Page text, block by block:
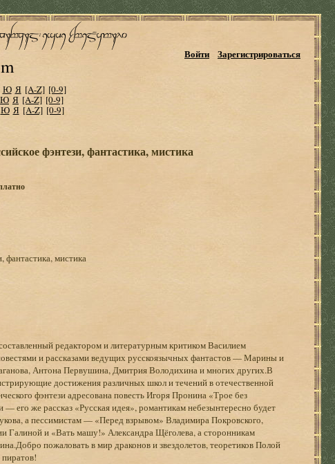
Войти Зарегистрироваться
Ю Я [A-Z] [0-9]
Ю Я [A-Z] [0-9]
Ю Я [A-Z] [0-9]
фэнтези, фантастика, мистика
фантастика, мистика
редактором и литературным критиком Василием
и рассказами ведущих русскоязычных фантастов — Марины и
Антона Первушина, Дмитрия Володихина и многих других.В
достижения различных школ и течений в отечественной
фэнтези адресована повесть Игоря Пронина «Трое без
его же рассказ «Русская идея», романтикам небезынтересно будет
а пессимистам — «Перед взрывом» Владимира Покровского,
Галиной и «Вать машу!» Александра Щёголева, а сторонникам
пожаловать в мир драконов и звездолетов, теоретиков Полой